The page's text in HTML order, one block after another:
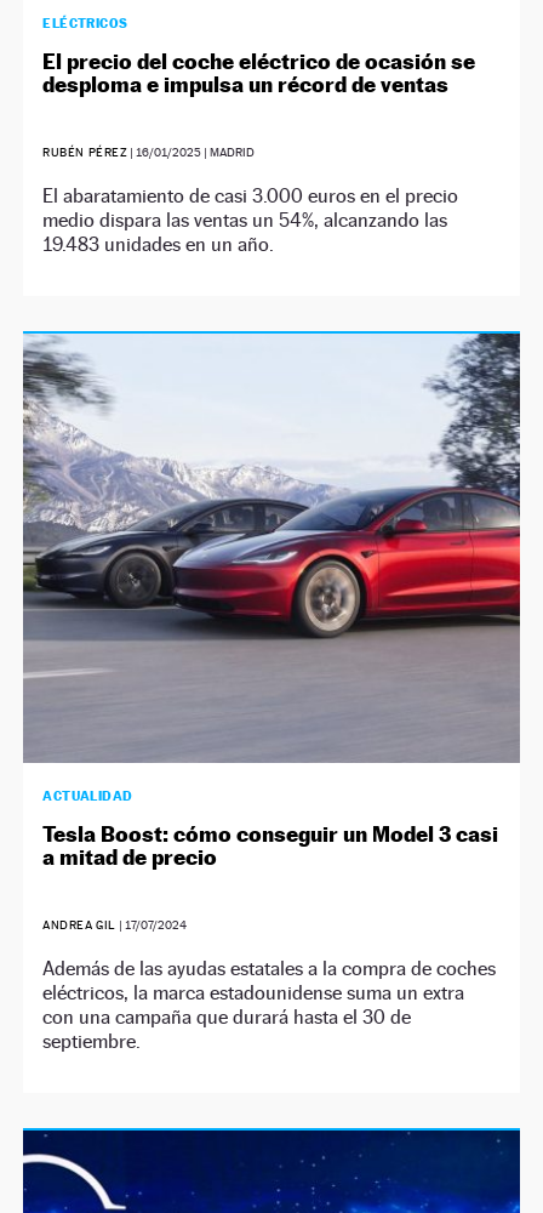
ELÉCTRICOS
El precio del coche eléctrico de ocasión se
desploma e impulsa un récord de ventas
RUBÉN PÉREZ | 16/01/2025 | MADRID
El abaratamiento de casi 3.000 euros en el precio
medio dispara las ventas un 54%, alcanzando las
19.483 unidades en un año.
ACTUALIDAD
Tesla Boost: cómo conseguir un Model 3 casi
a mitad de precio
ANDREA GIL | 17/07/2024
Además de las ayudas estatales a la compra de coches
eléctricos, la marca estadounidense suma un extra
con una campaña que durará hasta el 30 de
septiembre.